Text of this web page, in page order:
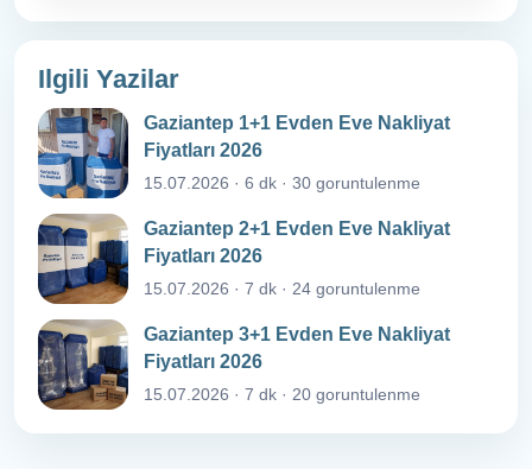
Ilgili Yazilar
Gaziantep 1+1 Evden Eve Nakliyat
Fiyatları 2026
15.07.2026 · 6 dk · 30 goruntulenme
Gaziantep 2+1 Evden Eve Nakliyat
Fiyatları 2026
15.07.2026 · 7 dk · 24 goruntulenme
Gaziantep 3+1 Evden Eve Nakliyat
Fiyatları 2026
15.07.2026 · 7 dk · 20 goruntulenme